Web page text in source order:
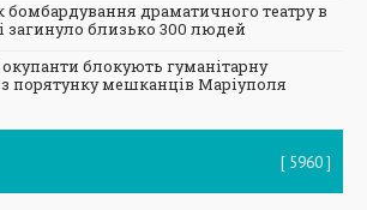
бомбардування драматичного театру в
загинуло близько 300 людей
окупанти блокують гуманітарну
порятунку мешканців Маріуполя
5960